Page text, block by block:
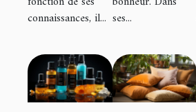
connaissances, il... ses...